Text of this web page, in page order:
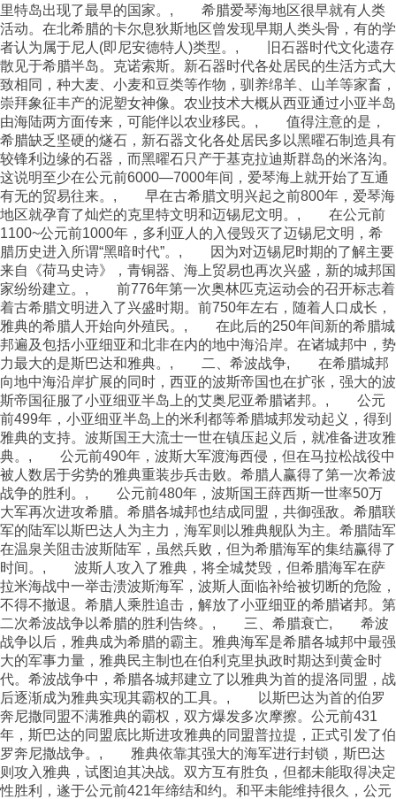
里特岛出现了最早的国家。, 希腊爱琴海地区很早就有人类
活动。在北希腊的卡尔息狄斯地区曾发现早期人类头骨，有的学
者认为属于尼人(即尼安德特人)类型。, 旧石器时代文化遗存
散见于希腊半岛。克诺索斯。新石器时代各处居民的生活方式大
致相同，种大麦、小麦和豆类等作物，驯养绵羊、山羊等家畜，
崇拜象征丰产的泥塑女神像。农业技术大概从西亚通过小亚半岛
由海陆两方面传来，可能伴以农业移民。, 值得注意的是，
希腊缺乏坚硬的燧石，新石器文化各处居民多以黑曜石制造具有
较锋利边缘的石器，而黑曜石只产于基克拉迪斯群岛的米洛沟。
这说明至少在公元前6000—7000年间，爱琴海上就开始了互通
有无的贸易往来。, 早在古希腊文明兴起之前800年，爱琴海
地区就孕育了灿烂的克里特文明和迈锡尼文明。, 在公元前
1100~公元前1000年，多利亚人的入侵毁灭了迈锡尼文明，希
腊历史进入所谓“黑暗时代”。, 因为对迈锡尼时期的了解主要
来自《荷马史诗》，青铜器、海上贸易也再次兴盛，新的城邦国
家纷纷建立。, 前776年第一次奥林匹克运动会的召开标志着
着古希腊文明进入了兴盛时期。前750年左右，随着人口成长，
雅典的希腊人开始向外殖民。, 在此后的250年间新的希腊城
邦遍及包括小亚细亚和北非在内的地中海沿岸。在诸城邦中，势
力最大的是斯巴达和雅典。, 二、希波战争, 在希腊城邦
向地中海沿岸扩展的同时，西亚的波斯帝国也在扩张，强大的波
斯帝国征服了小亚细亚半岛上的艾奥尼亚希腊诸邦。, 公元
前499年，小亚细亚半岛上的米利都等希腊城邦发动起义，得到
雅典的支持。波斯国王大流士一世在镇压起义后，就准备进攻雅
典。, 公元前490年，波斯大军渡海西侵，但在马拉松战役中
被人数居于劣势的雅典重装步兵击败。希腊人赢得了第一次希波
战争的胜利。, 公元前480年，波斯国王薛西斯一世率50万
大军再次进攻希腊。希腊各城邦也结成同盟，共御强敌。希腊联
军的陆军以斯巴达人为主力，海军则以雅典舰队为主。希腊陆军
在温泉关阻击波斯陆军，虽然兵败，但为希腊海军的集结赢得了
时间。, 波斯人攻入了雅典，将全城焚毁，但希腊海军在萨
拉米海战中一举击溃波斯海军，波斯人面临补给被切断的危险，
不得不撤退。希腊人乘胜追击，解放了小亚细亚的希腊诸邦。第
二次希波战争以希腊的胜利告终。, 三、希腊衰亡, 希波
战争以后，雅典成为希腊的霸主。雅典海军是希腊各城邦中最强
大的军事力量，雅典民主制也在伯利克里执政时期达到黄金时
代。希波战争中，希腊各城邦建立了以雅典为首的提洛同盟，战
后逐渐成为雅典实现其霸权的工具。, 以斯巴达为首的伯罗
奔尼撒同盟不满雅典的霸权，双方爆发多次摩擦。公元前431
年，斯巴达的同盟底比斯进攻雅典的同盟普拉提，正式引发了伯
罗奔尼撒战争。, 雅典依靠其强大的海军进行封锁，斯巴达
则攻入雅典，试图迫其决战。双方互有胜负，但都未能取得决定
性胜利，遂于公元前421年缔结和约。和平未能维持很久，公元